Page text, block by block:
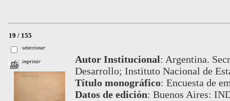
19 / 155
seleccionar
imprimir Autor Institucional: Argentina.
Desarrollo; Instituto Nacional de
Título monográfico: Encuesta de
Datos de edición: Buenos Aires: